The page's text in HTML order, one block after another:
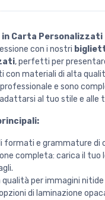
Carta Personalizzati
con i nostri
, perfetti per
con materiali di alta
e sono
al tuo stile e alle
formati e grammature di
completa: carica il tuo
per immagini nitide
di laminazione